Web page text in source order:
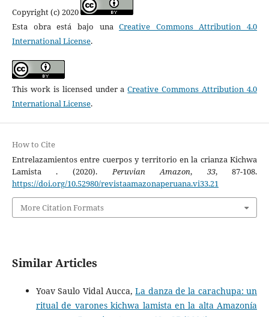
Copyright (c) 2020
Esta obra está bajo unaCreative Commons Attribution 4.0
International License.
This work is licensed under aCreative Commons Attribution 4.0
International License.
How to Cite
Entrelazamientos entre cuerpos y territorio en la crianza Kichwa
Lamista . (2020).Peruvian Amazon, 33, 87-108.
https://doi.org/10.52980/revistaamazonaperuana.vi33.21
More Citation Formats
Similar Articles
Yoav Saulo Vidal Aucca,La danza de la carachupa: un
ritual de varones kichwa lamista en la alta Amazonía